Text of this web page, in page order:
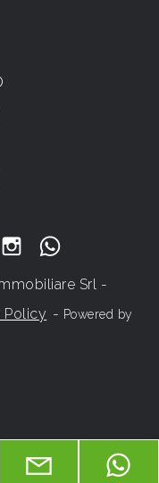
Srl -
Policy - Powered by